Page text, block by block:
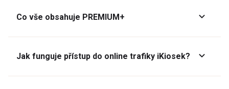
Co vše obsahuje PREMIUM+
Jak funguje přístup do online trafiky iKiosek?